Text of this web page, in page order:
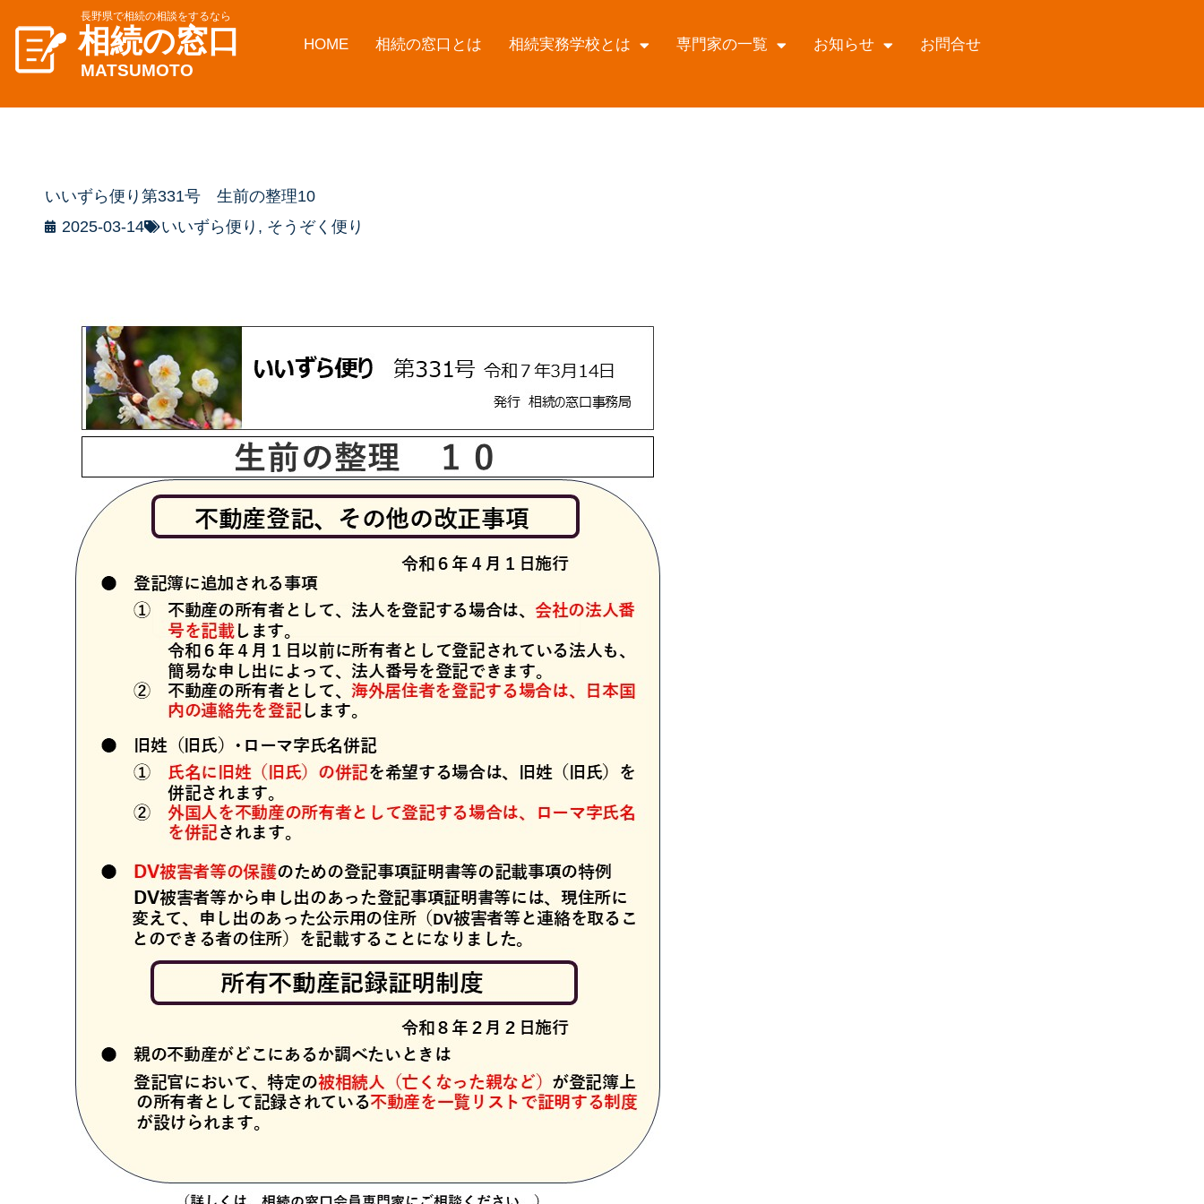
長野県で相続の相談をするなら
相続の窓口
MATSUMOTO
HOME 相続の窓口とは 相続実務学校とは 専門家の一覧 お知らせ お問合せ
いいずら便り第331号 生前の整理10
2025-03-14
いいずら便り , そうぞく便り